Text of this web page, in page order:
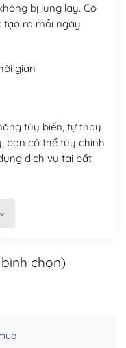
bị lung lay. Có
ra mỗi ngày
gian
tùy biến, tự thay
bạn có thể tùy chỉnh
dịch vụ tại bất
và hosting để
chọn)